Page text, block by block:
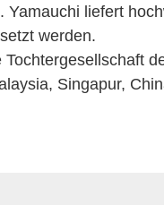
liefert
werden.
Singapur,